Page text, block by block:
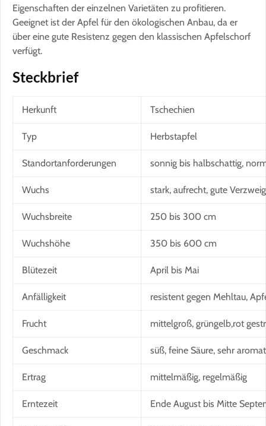
Eigenschaften der einzelnen Varietäten zu profitieren.
Geeignet ist der Apfel für den ökologischen Anbau, da er
über eine gute Resistenz gegen den klassischen Apfelschorf
verfügt.
Steckbrief
Herkunft Tschechien
Typ Herbstapfel
Standortanforderungen sonnig bis halbschattig,
Wuchs stark, aufrecht, gute
Wuchsbreite 250 bis 300 cm
Wuchshöhe 350 bis 600 cm
Blütezeit April bis Mai
Anfälligkeit resistent gegen Mehltau,
Frucht mittelgroß, grüngelb,rot
Geschmack süß, feine Säure, sehr
Ertrag mittelmäßig, regelmäßig
Erntezeit Ende August bis Mitte